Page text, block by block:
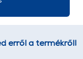
erről a termékről!